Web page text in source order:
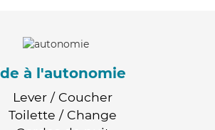
à l'autonomie
Lever / Coucher
Toilette / Change